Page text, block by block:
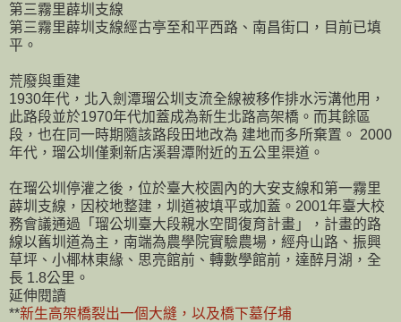
第三霧里薜圳支線
第三霧里薜圳支線經古亭至和平西路、南昌街口，目前已填
平。
荒廢與重建
1930年代，北入劍潭瑠公圳支流全線被移作排水污溝他用，
此路段並於1970年代加蓋成為新生北路高架橋。而其餘區
段，也在同一時期隨該路段田地改為 建地而多所棄置。 2000
年代，瑠公圳僅剩新店溪碧潭附近的五公里渠道。
在瑠公圳停灌之後，位於臺大校園內的大安支線和第一霧里
薜圳支線，因校地整建，圳道被填平或加蓋。2001年臺大校
務會議通過「瑠公圳臺大段親水空間復育計畫」，計畫的路
線以舊圳道為主，南端為農學院實驗農場，經舟山路、振興
草坪、小椰林東緣、思亮館前、轉數學館前，達醉月湖，全
長 1.8公里。
延伸閱讀
**新生高架橋裂出一個大縫，以及橋下墓仔埔